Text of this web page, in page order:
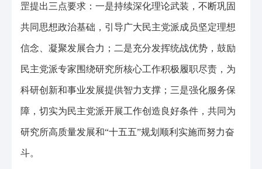
罡提出三点要求：一是持续深化理论武装，不断巩固
共同思想政治基础，引导广大民主党派成员坚定理想
信念、凝聚发展合力；二是充分发挥统战优势，鼓励
民主党派专家围绕研究所核心工作积极履职尽责，为
科研创新和事业发展提供智力支撑；三是强化服务保
障，切实为民主党派开展工作创造良好条件，共同为
研究所高质量发展和“十五五”规划顺利实施而努力奋
斗。